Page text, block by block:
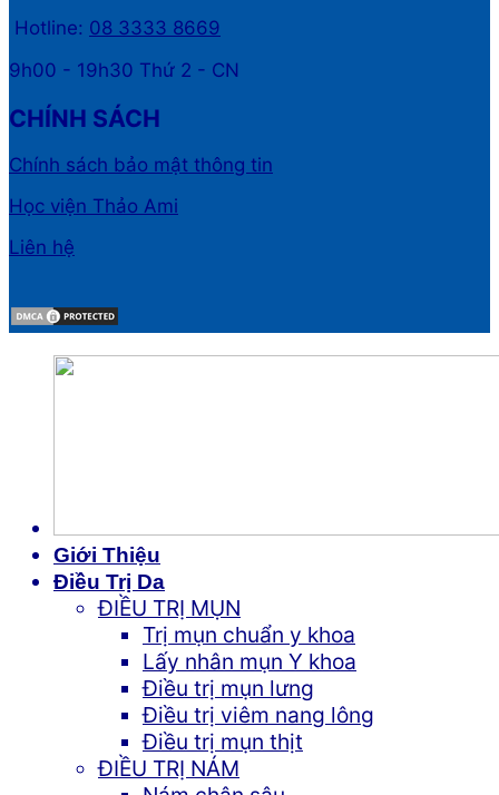
Hotline: 08 3333 8669
9h00 - 19h30 Thứ 2 - CN
CHÍNH SÁCH
Chính sách bảo mật thông tin
Học viện Thảo Ami
Liên hệ
Giới Thiệu
Điều Trị Da
ĐIỀU TRỊ MỤN
Trị mụn chuẩn y khoa
Lấy nhân mụn Y khoa
Điều trị mụn lưng
Điều trị viêm nang lông
Điều trị mụn thịt
ĐIỀU TRỊ NÁM